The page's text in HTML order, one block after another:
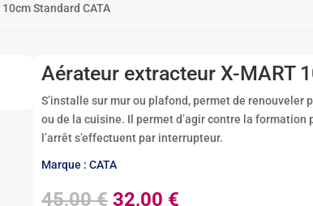
Standard CATA
Aérateur extracteur X-MART
S’installe sur mur ou plafond, permet de renouveler
ou de la cuisine. Il permet d’agir contre la formation
l’arrêt s’effectuent par interrupteur.
Marque : CATA
45,00€ Le
32,00 €